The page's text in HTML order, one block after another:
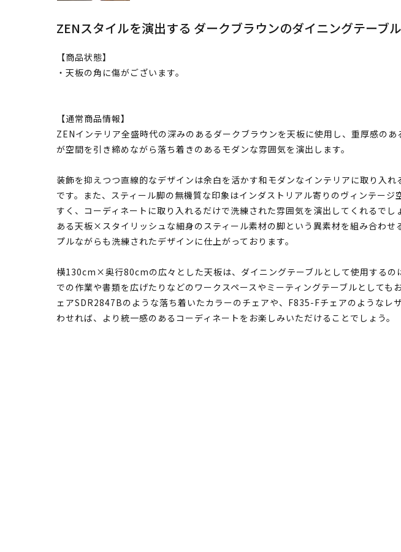
ZENスタイルを演出する ダークブラウンのダイニングテーブル
【商品状態】
・天板の角に傷がございます。
【通常商品情報】
ZENインテリア全盛時代の深みのあるダークブラウンを天板に使用し、重厚感のあ
が空間を引き締めながら落ち着きのあるモダンな雰囲気を演出します。
装飾を抑えつつ直線的なデザインは余白を活かす和モダンなインテリアに取り入れ
です。また、スティール脚の無機質な印象はインダストリアル寄りのヴィンテージ
すく、コーディネートに取り入れるだけで洗練された雰囲気を演出してくれるでし
ある天板×スタイリッシュな細身のスティール素材の脚という異素材を組み合わせ
プルながらも洗練されたデザインに仕上がっております。
横130cm×奥行80cmの広々とした天板は、ダイニングテーブルとして使用するの
での作業や書類を広げたりなどのワークスペースやミーティングテーブルとしても
ェアSDR2847Bのような落ち着いたカラーのチェアや、F835-Fチェアのようなレ
わせれば、より統一感のあるコーディネートをお楽しみいただけることでしょう。